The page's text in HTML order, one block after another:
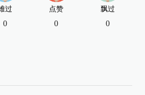
过
0
点赞
0
飘过
0